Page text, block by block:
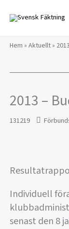
innehåll
Hem » Aktuellt»
2013 –
131219
Individuell
senast den 8